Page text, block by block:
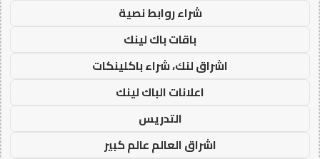
شراء روابط نصية
باقات باك لينك
اشراق لنك، شراء باكلينكات
اعلانات الباك لينك
التدريس
اشراق العالم عالم كبير